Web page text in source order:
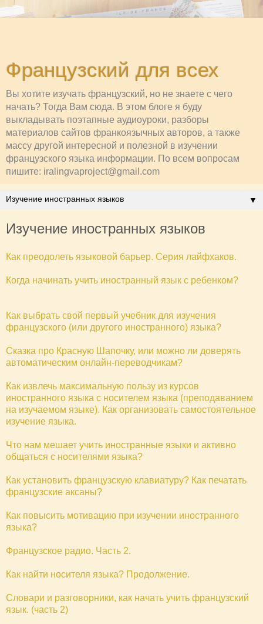
Французский для всех
Вы хотите изучать французский, но не знаете с чего
начать? Тогда Вам сюда. В этом блоге я буду
выкладывать поэтапные аудиоуроки, разборы
материалов сайтов франкоязычных авторов, а также
массу другой интересной и полезной в изучении
французского языка информации. По всем вопросам
пишите: iralingvaproject@gmail.com
▼
Изучение иностранных языков
Как преодолеть языковой барьер. Серия лайфхаков.
Когда начинать учить иностранный язык с ребенком?
Как выбрать свой первый учебник для изучения
французского (или другого иностранного) языка?
Сказка про Красную Шапочку, или можно ли доверять
автоматическим онлайн-переводчикам?
Как извлечь максимальную пользу из курсов
иностранного языка с носителем языка (преподаванием
на изучаемом языке). Как организовать самостоятельное
изучение языка.
Что нам мешает учить иностранные языки и активно
общаться с носителями языка?
Как установить французскую клавиатуру? Как печатать
французские аксаны?
Как повысить мотивацию при изучении иностранного
языка?
Французское радио. Чаcть 2.
Как найти носителя языка? Продолжение.
Словари и разговорники, как начать учить французский
язык. (часть 2)